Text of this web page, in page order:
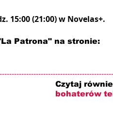
15:00 (21:00) w Novelas+.
Patrona" na stronie:
Czytaj
bohaterów